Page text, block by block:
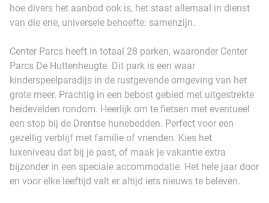
hoe divers het aanbod ook is, het staat allemaal in dienst
van die ene, universele behoefte: samenzijn.
Center Parcs heeft in totaal 28 parken, waaronder Center
Parcs De Huttenheugte. Dit park is een waar
kinderspeelparadijs in de rustgevende omgeving van het
grote meer. Prachtig in een bebost gebied met uitgestrekte
heidevelden rondom. Heerlijk om te fietsen met eventueel
een stop bij de Drentse hunebedden. Perfect voor een
gezellig verblijf met familie of vrienden. Kies het
luxeniveau dat bij je past, of maak je vakantie extra
bijzonder in een speciale accommodatie. Het hele jaar door
en voor elke leeftijd valt er altijd iets nieuws te beleven.